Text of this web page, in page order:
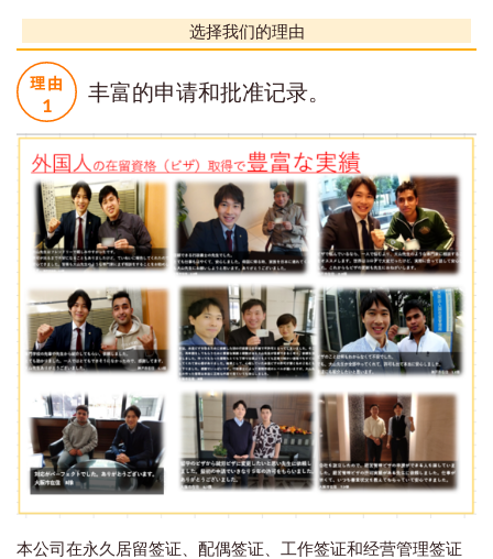
选择我们的理由
丰富的申请和批准记录。
本公司在永久居留签证、配偶签证、工作签证和经营管理签证